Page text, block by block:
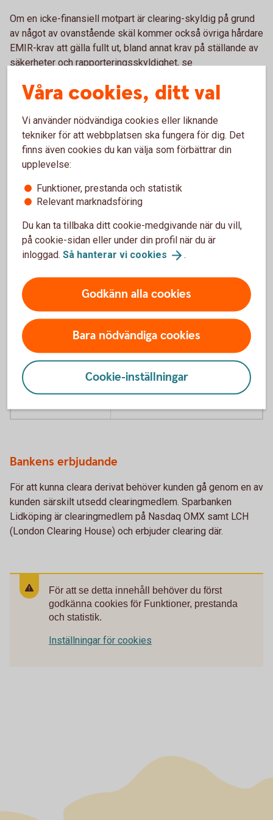
Om en icke-finansiell motpart är clearing-skyldig på grund
av något av ovanstående skäl kommer också övriga hårdare
EMIR-krav att gälla fullt ut, bland annat krav på ställande av
säkerheter och rapporteringsskyldighet, se
beräkningarna enligt reglerna och inte överskrider nämnda
tröskelbelopp behöver ni varken cleara eller följa övriga
riskbegränsandeåtgärder .
Gränser för clearingtröskeln (i nominella
Klass av OTC-
derivat
Tröskelvärde
Kreditderivat
Aktiederivat EUR 1 miljard
Räntederivat EUR 3 miljarder
Valutaderivat EUR 3 miljarder
Råvaru- och andra
EUR 4 miljarder
Bankens erbjudande
För att kunna cleara derivat behöver kunden gå genom en av
kunden särskilt utsedd clearingmedlem. Sparbanken
Lidköping är clearingmedlem på Nasdaq OMX samt LCH
(London Clearing House) och erbjuder clearing där.
För att se detta innehåll behöver du först
godkänna cookies för Funktioner, prestanda
och statistik.
Inställningar för cookies
Våra cookies, ditt val
Vi använder nödvändiga cookies eller liknande
tekniker för att webbplatsen ska fungera för dig. Det
finns även cookies du kan välja som förbättrar din
upplevelse:
Funktioner, prestanda och statistik
Relevant marknadsföring
Du kan ta tillbaka ditt cookie-medgivande när du vill,
på cookie-sidan eller under din profil när du är
inloggad. Så hanterar vi cookies .
Godkänn alla cookies
Bara nödvändiga cookies
Cookie-inställningar